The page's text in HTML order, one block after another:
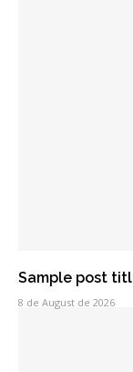
Sample post
8 de August de 2026